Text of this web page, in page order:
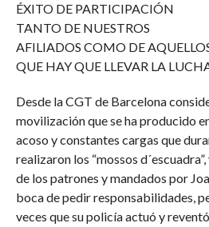
ÉXITO DE PARTICIPACIÓN
TANTO DE NUESTROS
AFILIADOS COMO DE
QUE HAY QUE LLEVAR LA
Desde la CGT de Barcelona
movilización que se ha producido
acoso y constantes cargas que
realizaron los “mossos
de los patrones y mandados por
boca de pedir responsabilidades,
veces que su policía actuó y